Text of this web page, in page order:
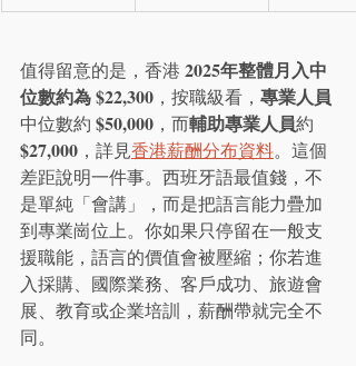
值得留意的是，香港 2025年整體月入中
位數約為 $22,300 ，按職級看， 專業人員
中位數約 $50,000 ，而輔助專業人員約
$27,000 ，詳見香港薪酬分布資料。這個
差距說明一件事。西班牙語最值錢，不
是單純「會講」，而是把語言能力疊加
到專業崗位上。你如果只停留在一般支
援職能，語言的價值會被壓縮；你若進
入採購、國際業務、客戶成功、旅遊會
展、教育或企業培訓，薪酬帶就完全不
同。